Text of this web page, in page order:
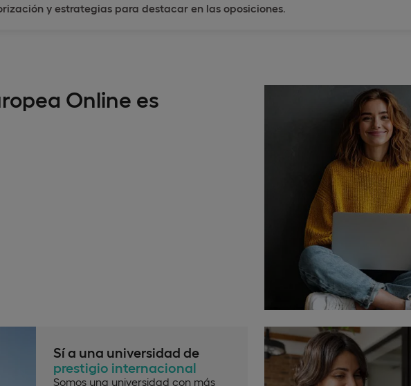
y estrategias para destacar en las oposiciones.
Online es
Sí a una universidad de
prestigio internacional
Somos una universidad con más